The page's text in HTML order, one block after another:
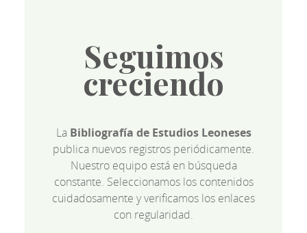
Seguimos
creciendo
La Bibliografía de Estudios Leoneses
publica nuevos registros periódicamente.
Nuestro equipo está en búsqueda
constante. Seleccionamos los contenidos
cuidadosamente y verificamos los enlaces
con regularidad.